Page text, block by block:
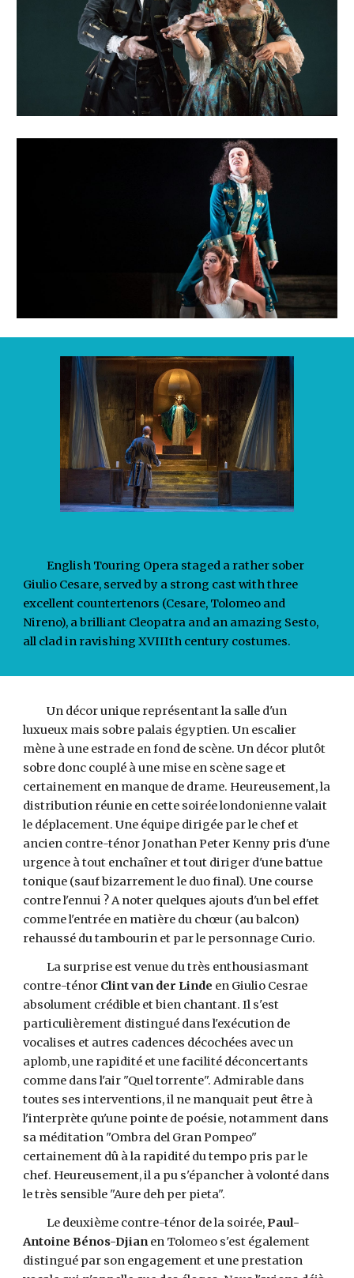
English Touring Opera staged a rather sober
Giulio Cesare, served by a strong cast with three
excellent countertenors (Cesare, Tolomeo and
Nireno), a brilliant Cleopatra and an amazing Sesto,
all clad in ravishing XVIIIth century costumes.
Un décor unique représentant la salle d'un
luxueux mais sobre palais égyptien. Un escalier
mène à une estrade en fond de scène. Un décor plutôt
sobre donc couplé à une mise en scène sage et
certainement en manque de drame. Heureusement, la
distribution réunie en cette soirée londonienne valait
le déplacement. Une équipe dirigée par le chef et
ancien contre-ténor Jonathan Peter Kenny pris d'une
urgence à tout enchaîner et tout diriger d'une battue
tonique (sauf bizarrement le duo final). Une course
contre l'ennui ? A noter quelques ajouts d'un bel effet
comme l'entrée en matière du chœur (au balcon)
rehaussé du tambourin et par le personnage Curio.
La surprise est venue du très enthousiasmant
contre-ténor Clint van der Linde en Giulio Cesrae
absolument crédible et bien chantant. Il s'est
particulièrement distingué dans l'exécution de
vocalises et autres cadences décochées avec un
aplomb, une rapidité et une facilité déconcertants
comme dans l'air "Quel torrente". Admirable dans
toutes ses interventions, il ne manquait peut être à
l'interprète qu'une pointe de poésie, notamment dans
sa méditation "Ombra del Gran Pompeo"
certainement dû à la rapidité du tempo pris par le
chef. Heureusement, il a pu s'épancher à volonté dans
le très sensible "Aure deh per pieta".
Le deuxième contre-ténor de la soirée,Paul-
Antoine Bénos-Djianen Tolomeo s'est également
distingué par son engagement et une prestation